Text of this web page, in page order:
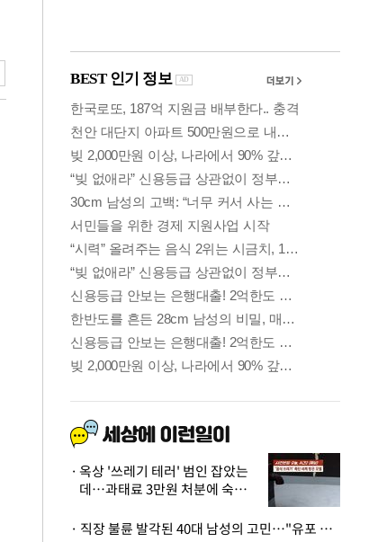
옥상 '쓰레기 테러' 범인 잡았는
데…과태료 3만원 처분에 숙박업
· 직장 불륜 발각된 40대 남성의 고민…"유포 동료 명예훼손·협박죄 고소 가능할까"